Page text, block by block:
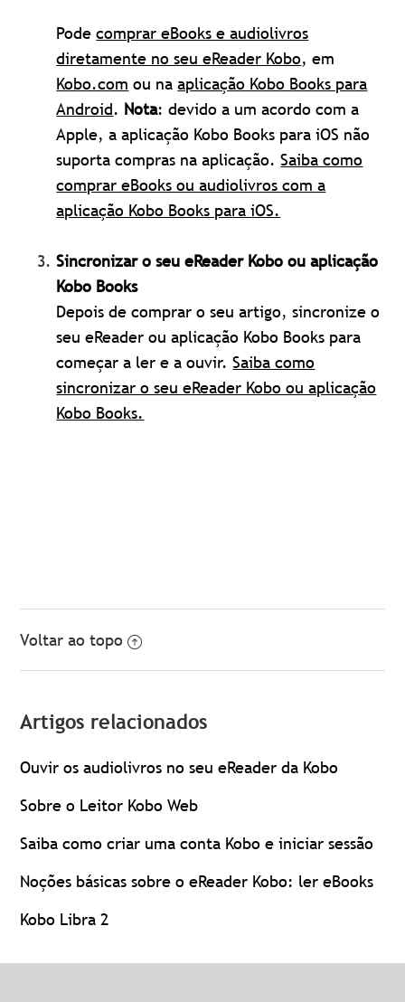
Podecomprar eBooks e audiolivros
diretamente no seu eReader Kobo, em
Kobo.com ou naaplicação Kobo Books para
Android. Nota: devido a um acordo com a
Apple, a aplicação Kobo Books para iOS não
suporta compras na aplicação.Saiba como
comprar eBooks ou audiolivros com a
aplicação Kobo Books para iOS.
Sincronizar o seu eReader Kobo ou aplicação
Kobo Books
Depois de comprar o seu artigo, sincronize o
seu eReader ou aplicação Kobo Books para
começar a ler e a ouvir.Saiba como
sincronizar o seu eReader Kobo ou aplicação
Kobo Books.
Voltar ao topo
Artigos relacionados
Ouvir os audiolivros no seu eReader da Kobo
Sobre o Leitor Kobo Web
Saiba como criar uma conta Kobo e iniciar sessão
Noções básicas sobre o eReader Kobo: ler eBooks
Kobo Libra 2